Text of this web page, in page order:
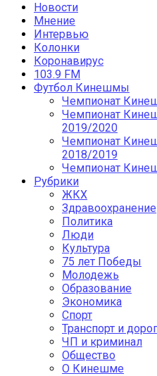
Новости
Мнение
Интервью
Колонки
Коронавирус
103.9 FM
Футбол Кинешмы
Чемпионат
Чемпионат
2019/2020
Чемпионат
2018/2019
Чемпионат
Рубрики
ЖКХ
Здравоохранение
Политика
Люди
Культура
75 лет Победы
Молодежь
Образование
Экономика
Спорт
Транспорт и
ЧП и криминал
Общество
О Кинешме